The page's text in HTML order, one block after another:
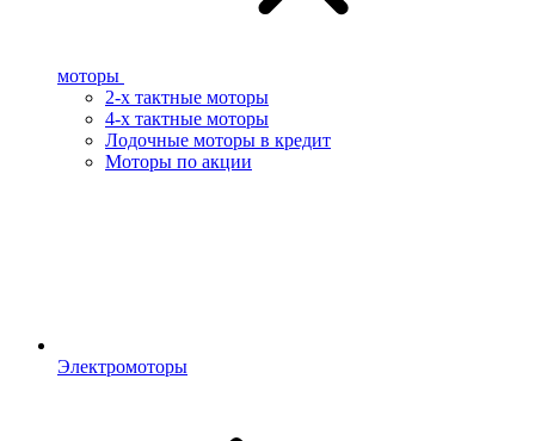
моторы
2-х тактные моторы
4-х тактные моторы
Лодочные моторы в кредит
Моторы по акции
Электромоторы